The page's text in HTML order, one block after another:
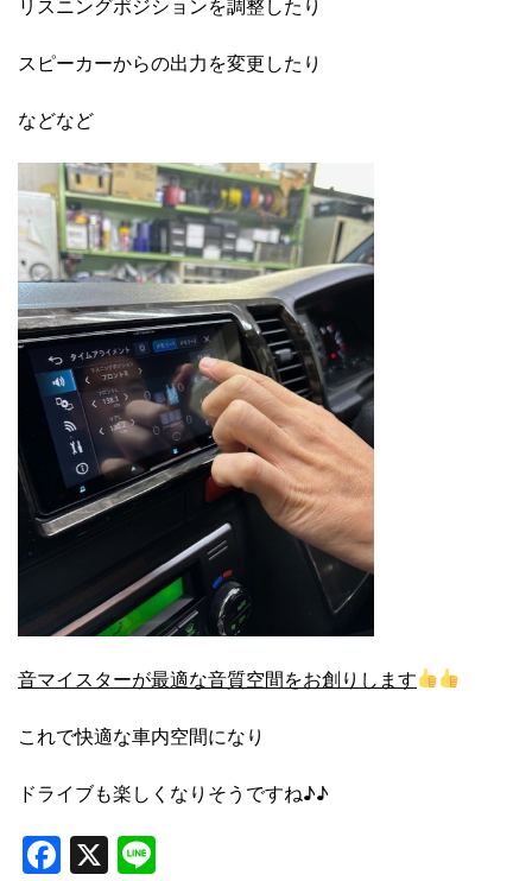
リスニングポジションを調整したり
スピーカーからの出力を変更したり
などなど
音マイスターが最適な音質空間をお創りします
これで快適な車内空間になり
ドライブも楽しくなりそうですね♪♪
Facebook
X